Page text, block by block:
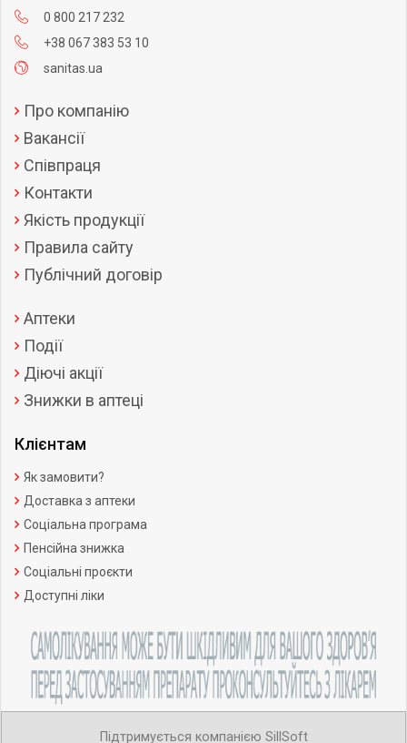
0 800 217 232
+38 067 383 53 10
sanitas.ua
Про компанію
Вакансії
Співпраця
Контакти
Якість продукції
Правила сайту
Публічний договір
Аптеки
Події
Діючі акції
Знижки в аптеці
Клієнтам
Як замовити?
Доставка з аптеки
Соціальна програма
Пенсійна знижка
Соціальні проєкти
Доступні ліки
Підтримується компанією SillSoft